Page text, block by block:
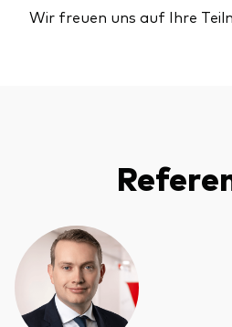
Wir freuen uns auf Ihre